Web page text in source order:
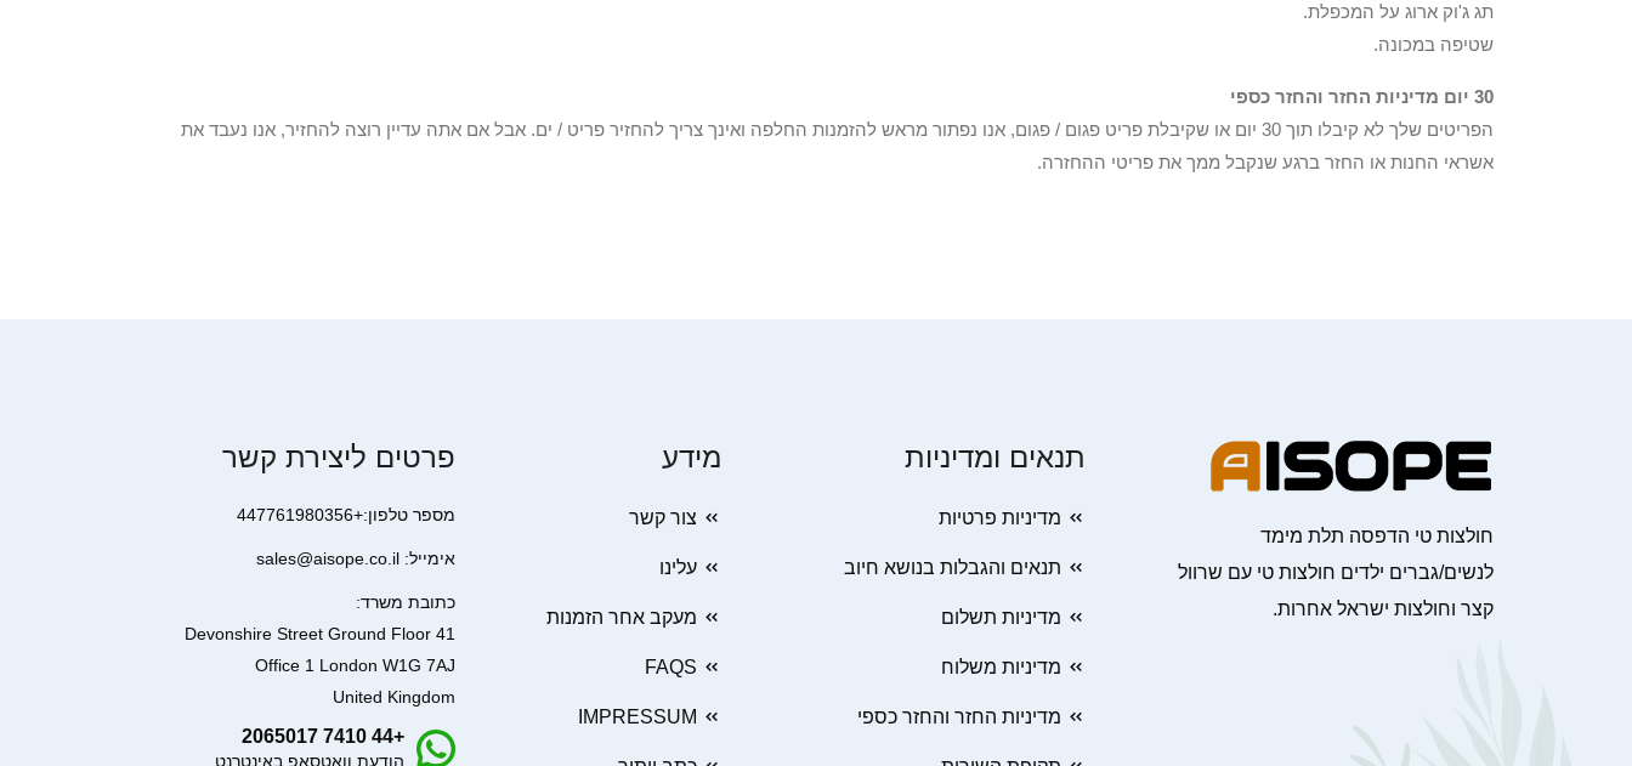
תג ג'וק ארוג על המכפלת.
שטיפה במכונה.
30 יום מדיניות החזר והחזר כספי
הפריטים שלך לא קיבלו תוך 30 יום או שקיבלת פריט פגום / פגום, אנו נפתור מראש להזמנות החלפה ואינך צריך להחזיר פריט / ים. אבל אם אתה עדיין רוצה להחזיר, אנו נעבד את
אשראי החנות או החזר ברגע שנקבל ממך את פריטי ההחזרה.
חולצות טי הדפסה תלת מימד
לנשים/גברים ילדים חולצות טי עם שרוול
קצר וחולצות ישראל אחרות.
תנאים ומדיניות
מדיניות פרטיות
תנאים והגבלות בנושא חיוב
מדיניות תשלום
מדיניות משלוח
מדיניות החזר והחזר כספי
מידע
צור קשר
עלינו
מעקב אחר הזמנות
FAQS
IMPRESSUM
פרטים ליצירת קשר
מספר טלפון:+447761980356
אימייל: sales@aisope.co.il
כתובת משרד:
41 Devonshire Street Ground Floor
Office 1 London W1G 7AJ
United Kingdom
+44 7410 2065017
הודעת וואטסאפ באינטרנט